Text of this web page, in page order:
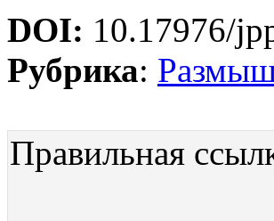
DOI: 10.17976/
Рубрика:
Правильная